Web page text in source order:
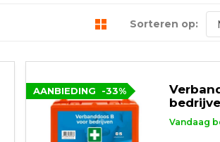
Sorteren op:
Vandaag
-33%
AANBIEDING